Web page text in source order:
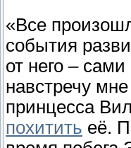
«Все
события
от него –
навстречу
принцесса
похитить её.